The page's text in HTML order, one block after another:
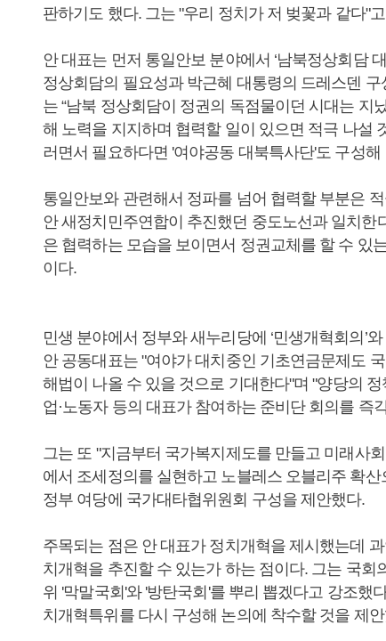
판하기도 했다. 그는 "우리 정치가 저 벚꽃과 같다"
안 대표는 먼저 통일안보 분야에서 ‘남북정상회담
정상회담의 필요성과 박근혜 대통령의 드레스덴
는 “남북 정상회담이 정권의 독점물이던 시대는 지
해 노력을 지지하며 협력할 일이 있으면 적극 나설
러면서 필요하다면 '여야공동 대북특사단'도 구성
통일안보와 관련해서 정파를 넘어 협력할 부분은
안 새정치민주연합이 추진했던 중도노선과 일치한
은 협력하는 모습을 보이면서 정권교체를 할 수 있
이다.
민생 분야에서 정부와 새누리당에 ‘민생개혁회의’
안 공동대표는 "여야가 대치중인 기초연금문제도
해법이 나올 수 있을 것으로 기대한다"며 "양당의
업·노동자 등의 대표가 참여하는 준비단 회의를 즉
그는 또 "지금부터 국가복지제도를 만들고 미래사
에서 조세정의를 실현하고 노블레스 오블리주 확
정부 여당에 국가대타협위원회 구성을 제안했다.
주목되는 점은 안 대표가 정치개혁을 제시했는데
치개혁을 추진할 수 있는가 하는 점이다. 그는 국
위 '막말국회'와 '방탄국회'를 뿌리 뽑겠다고 강조했
치개혁특위를 다시 구성해 논의에 착수할 것을 제